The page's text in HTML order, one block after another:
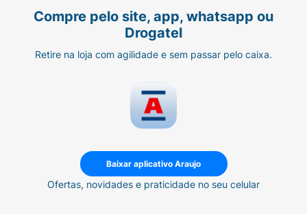
Compre pelo site, app, whatsapp ou
Drogatel
Retire na loja com agilidade e sem passar pelo caixa.
Baixar aplicativo Araujo
Ofertas, novidades e praticidade no seu celular